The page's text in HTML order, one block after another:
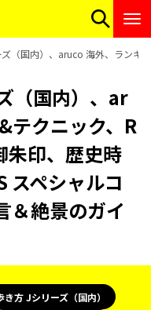
（国内）、aruco 海外、ランキ
（国内）、ar
テクニック、R
印、歴史時
スペシャルコ
＆絶景のガイ
き方 Jシリーズ（国内）